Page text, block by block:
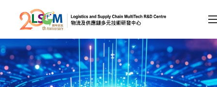
跳到內容（按回車鍵）
會員登入
A A EN 繁 简